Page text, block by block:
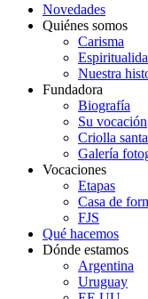
Novedades
Quiénes somos
Carisma
Nuestra
Fundadora
Biografía
Su vocación
Criolla santa
Galería
Vocaciones
Etapas
Casa de
FJS
Qué hacemos
Dónde estamos
Argentina
Uruguay